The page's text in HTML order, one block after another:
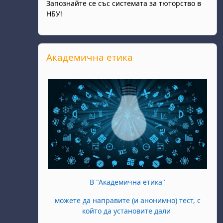
Запознайте се със системата за тюторство в
НБУ!
Прескочи Академична етика
Академична етика
В "Академична етика"
можете да направите (и анонимно) тест, с
който да установите дали